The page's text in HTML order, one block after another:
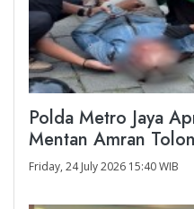
Polda Metro Jaya
Mentan Amran
Friday, 24 July 2026 15:40 WIB